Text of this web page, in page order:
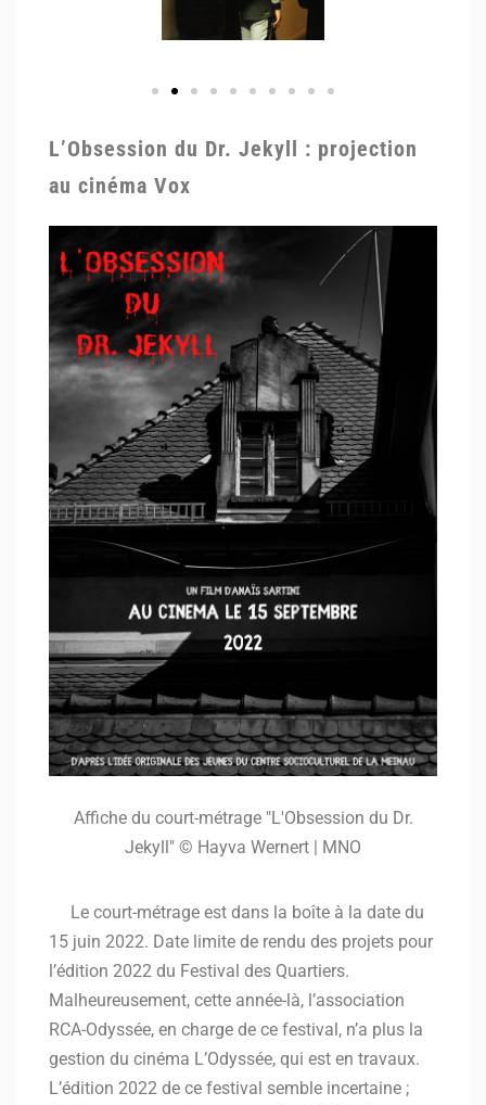
L’Obsession du Dr. Jekyll : projection
au cinéma Vox
Affiche du court-métrage "L'Obsession du Dr.
Jekyll" © Hayva Wernert | MNO
Le court-métrage est dans la boîte à la date du
15 juin 2022. Date limite de rendu des projets pour
l’édition 2022 du Festival des Quartiers.
Malheureusement, cette année-là, l’association
RCA-Odyssée, en charge de ce festival, n’a plus la
gestion du cinéma L’Odyssée, qui est en travaux.
L’édition 2022 de ce festival semble incertaine ;